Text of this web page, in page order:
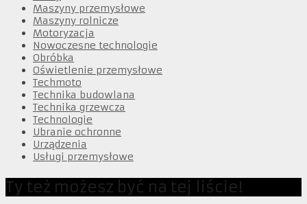
Maszyny przemysłowe
Maszyny rolnicze
Motoryzacja
Nowoczesne technologie
Obróbka
Oświetlenie przemysłowe
Techmoto
Technika budowlana
Technika grzewcza
Technologie
Ubranie ochronne
Urządzenia
Usługi przemysłowe
Ty też możesz być na tej liście!